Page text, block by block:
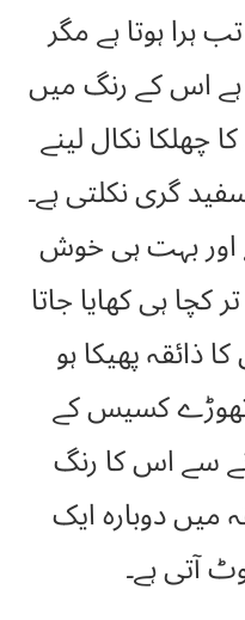
ہرا ہوتا ہے مگر
ہے اس کے رنگ میں
چھلکا نکال لینے
گری نکلتی ہے۔
اور بہت ہی خوش
کچا ہی کھایا جاتا
ذائقہ پھیکا ہو
تھوڑے کسیس کے
سے اس کا رنگ
میں دوبارہ ایک
آتی ہے۔